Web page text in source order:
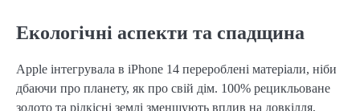
Екологічні аспекти та спадщина
Apple інтегрувала в iPhone 14 перероблені матеріали, ніби
дбаючи про планету, як про свій дім. 100% рецикльоване
золото та рідкісні землі зменшують вплив на довкілля,